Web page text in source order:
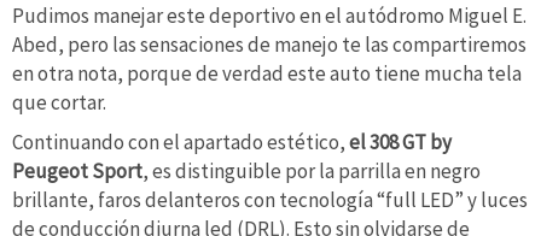
Pudimos manejar este deportivo en el autódromo Miguel E.
Abed, pero las sensaciones de manejo te las compartiremos
en otra nota, porque de verdad este auto tiene mucha tela
que cortar.
Continuando con el apartado estético,el 308 GT by
Peugeot Sport, es distinguible por la parrilla en negro
brillante, faros delanteros con tecnología “full LED” y luces
de conducción diurna led (DRL). Esto sin olvidarse de